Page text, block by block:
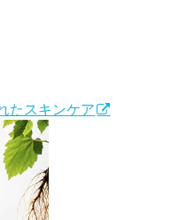
たスキンケア